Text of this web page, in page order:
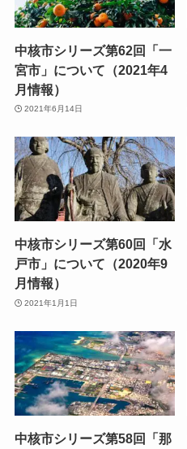
中核市シリーズ第62回「一
宮市」について（2021年4
月情報）
2021年6月14日
中核市シリーズ第60回「水
戸市」について（2020年9
月情報）
2021年1月1日
中核市シリーズ第58回「那